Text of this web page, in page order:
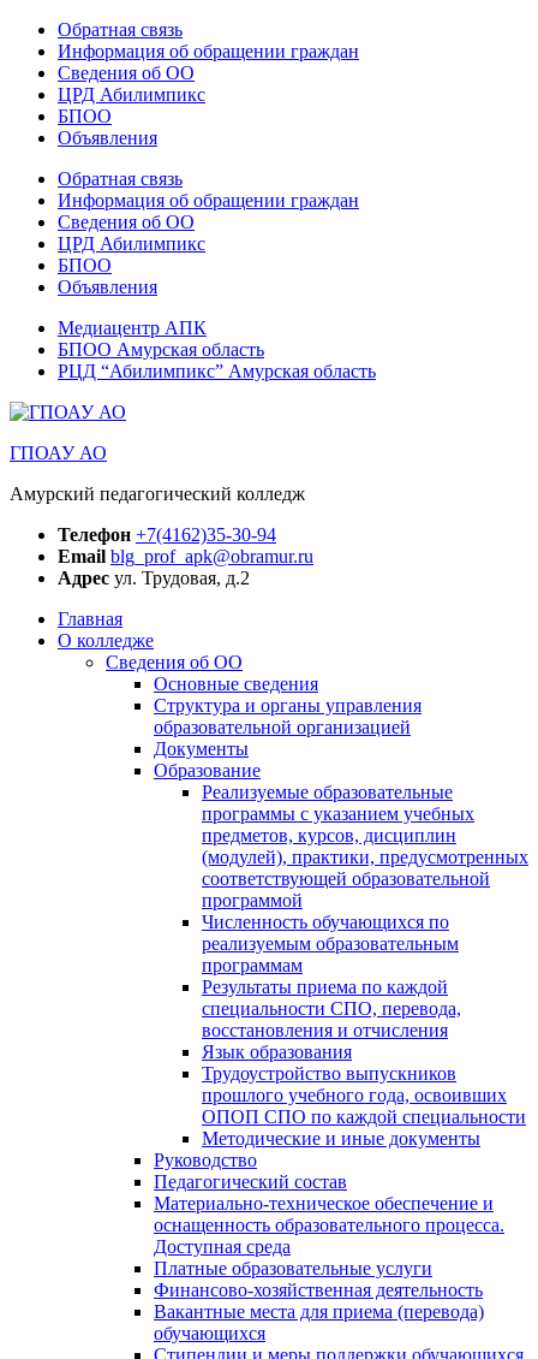
Обратная связь
Информация об обращении граждан
Сведения об ОО
ЦРД Абилимпикс
БПОО
Объявления
Обратная связь
Информация об обращении граждан
Сведения об ОО
ЦРД Абилимпикс
БПОО
Объявления
Медиацентр АПК
БПОО Амурская область
РЦД “Абилимпикс” Амурская область
ГПОАУ АО
Амурский педагогический колледж
Телефон +7(4162)35-30-94
Email blg_prof_apk@obramur.ru
Адрес ул. Трудовая, д.2
Главная
О колледже
Сведения об ОО
Основные сведения
Структура и органы управления
образовательной организацией
Документы
Образование
Реализуемые образовательные
программы с указанием учебных
предметов, курсов, дисциплин
(модулей), практики, предусмотренных
соответствующей образовательной
программой
Численность обучающихся по
реализуемым образовательным
программам
Результаты приема по каждой
специальности СПО, перевода,
восстановления и отчисления
Язык образования
Трудоустройство выпускников
прошлого учебного года, освоивших
ОПОП СПО по каждой специальности
Методические и иные документы
Руководство
Педагогический состав
Материально-техническое обеспечение и
оснащенность образовательного процесса.
Доступная среда
Платные образовательные услуги
Финансово-хозяйственная деятельность
Вакантные места для приема (перевода)
обучающихся
Стипендии и меры поддержки обучающихся